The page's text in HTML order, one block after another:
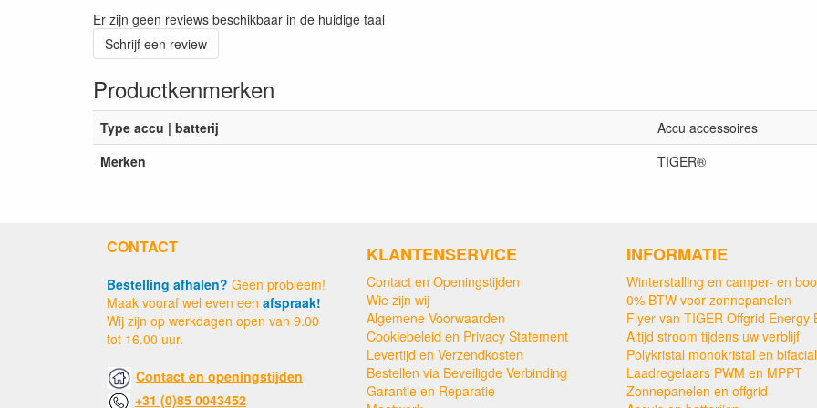
Er zijn geen reviews beschikbaar in de huidige taal
Schrijf een review
Productkenmerken
Type accu | batterij
Accu accessoires
Merken
TIGER®
CONTACT
Bestelling afhalen? Geen probleem!
Maak vooraf wel even een afspraak!
Wij zijn op werkdagen open van 9.00
tot 16.00 uur.
Contact en openingstijden
+31 (0)85 0043452
KLANTENSERVICE
Contact en Openingstijden
Wie zijn wij
Algemene Voorwaarden
Cookiebeleid en Privacy Statement
Levertijd en Verzendkosten
Bestellen via Beveiligde Verbinding
Garantie en Reparatie
INFORMATIE
Winterstalling en camper- en
0% BTW voor zonnepanelen
Flyer van TIGER Offgrid Energy
Altijd stroom tijdens uw verblijf
Polykristal monokristal en bifacial
Laadregelaars PWM en MPPT
Zonnepanelen en offgrid